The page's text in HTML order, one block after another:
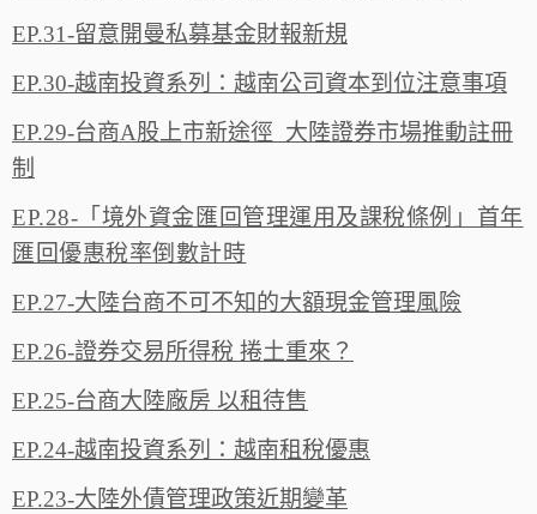
EP.31-留意開曼私募基金財報新規
EP.30-越南投資系列：越南公司資本到位注意事項
EP.29-台商A股上市新途徑 大陸證券市場推動註冊
制
EP.28-「境外資金匯回管理運用及課稅條例」首年
匯回優惠稅率倒數計時
EP.27-大陸台商不可不知的大額現金管理風險
EP.26-證券交易所得稅 捲土重來？
EP.25-台商大陸廠房 以租待售
EP.24-越南投資系列：越南租稅優惠
EP.23-大陸外債管理政策近期變革